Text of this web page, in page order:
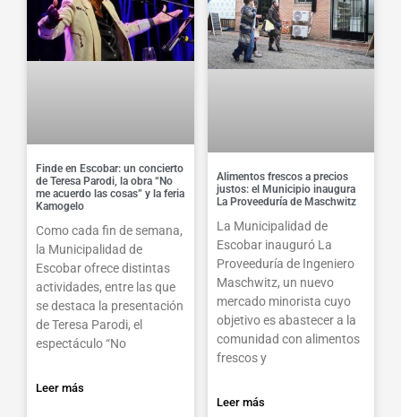
Finde en Escobar: un concierto
de Teresa Parodi, la obra “No
me acuerdo las cosas” y la feria
Kamogelo
Como cada fin de semana,
la Municipalidad de
Escobar ofrece distintas
actividades, entre las que
se destaca la presentación
de Teresa Parodi, el
espectáculo “No
Leer más
Alimentos frescos a precios
justos: el Municipio inaugura
La Proveeduría de Maschwitz
La Municipalidad de
Escobar inauguró La
Proveeduría de Ingeniero
Maschwitz, un nuevo
mercado minorista cuyo
objetivo es abastecer a la
comunidad con alimentos
frescos y
Leer más